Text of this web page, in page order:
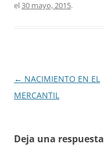
el30 mayo, 2015.
Navegación
de
← NACIMIENTO EN EL
MERCANTIL
Deja una respuesta